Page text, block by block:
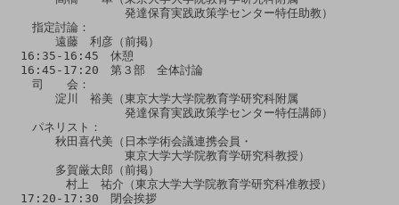
発達保育実践政策学センター特任助教）
指定討論：
遠藤　利彦（前掲）
16:35-16:45　休憩
16:45-17:20　第３部　全体討論
司　　会：
淀川　裕美（東京大学大学院教育学研究科附属
発達保育実践政策学センター特任講師）
パネリスト：
秋田喜代美（日本学術会議連携会員・
東京大学大学院教育学研究科教授）
多賀厳太郎（前掲）
17:20-17:30　閉会挨拶